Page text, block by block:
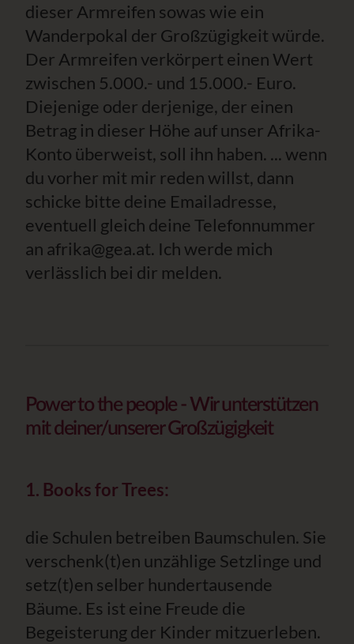
dieser Armreifen sowas wie ein
Wanderpokal der Großzügigkeit würde.
Der Armreifen verkörpert einen Wert
zwischen 5.000.- und 15.000.- Euro.
Diejenige oder derjenige, der einen
Betrag in dieser Höhe auf unser Afrika-
Konto überweist, soll ihn haben. ... wenn
du vorher mit mir reden willst, dann
schicke bitte deine Emailadresse,
eventuell gleich deine Telefonnummer
an afrika@gea.at. Ich werde mich
verlässlich bei dir melden.
Power to the people- Wir unterstützen
mit deiner/unserer Großzügigkeit
1. Books for Trees:
die Schulen betreiben Baumschulen. Sie
verschenk(t)en unzählige Setzlinge und
setz(t)en selber hundertausende
Bäume. Es ist eine Freude die
Begeisterung der Kinder mitzuerleben.